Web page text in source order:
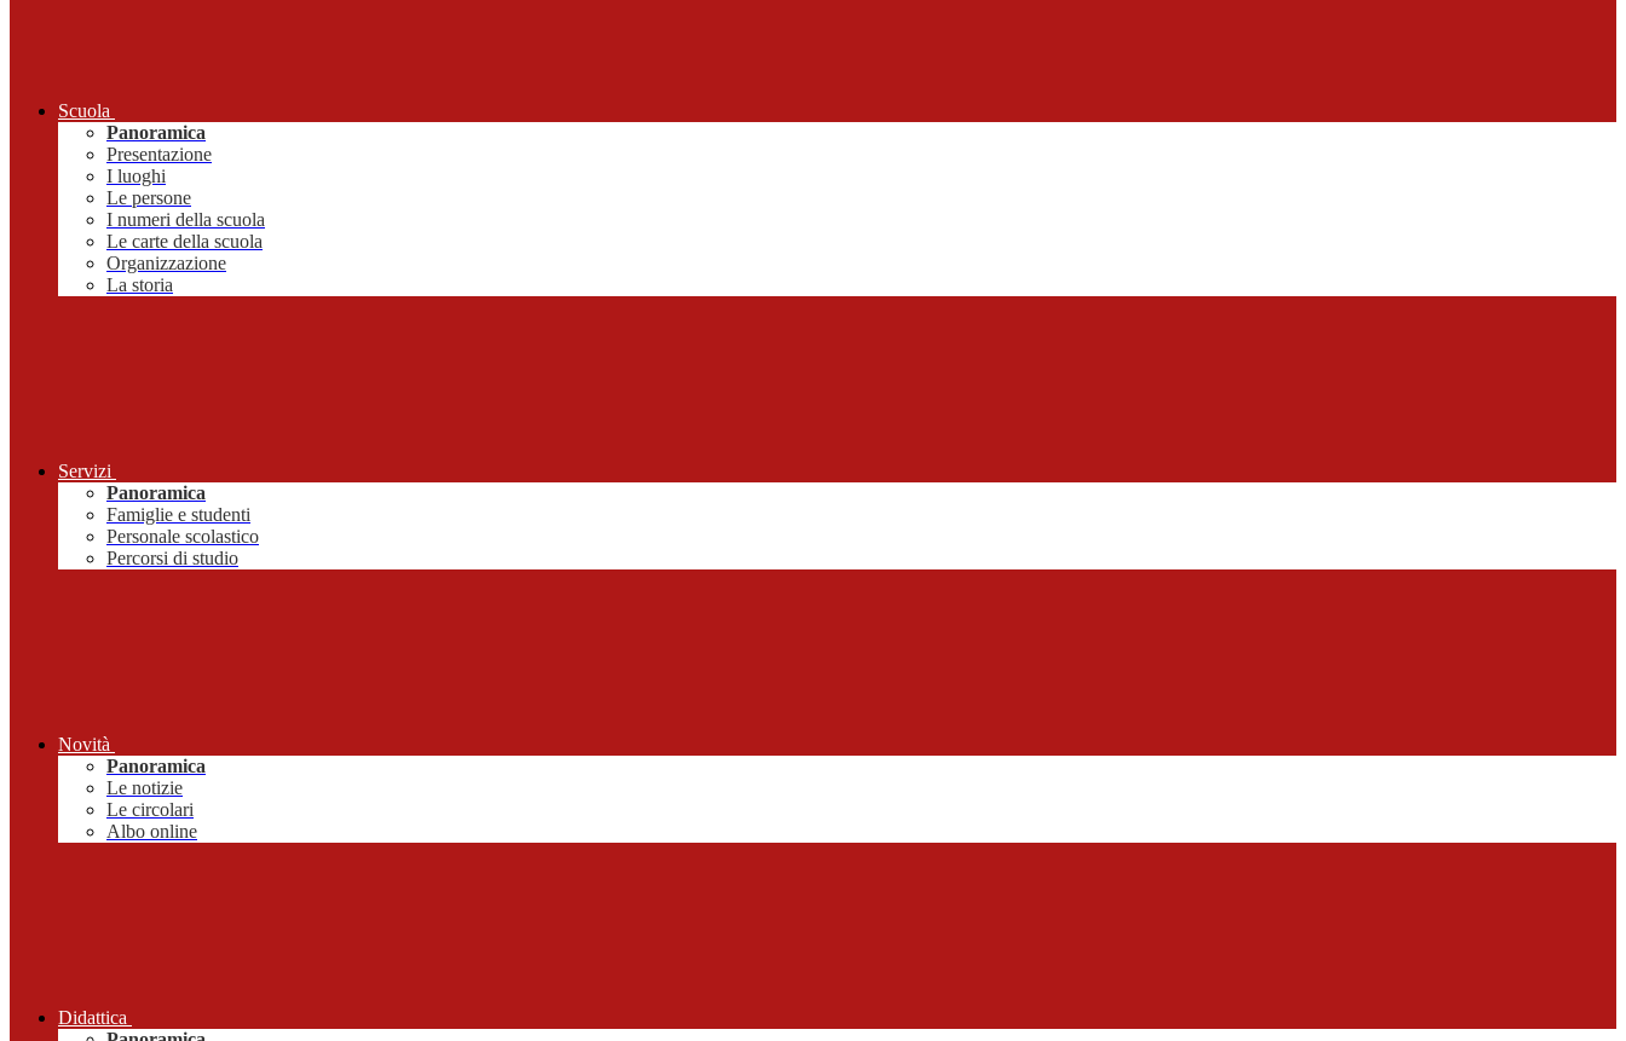
Scuola
Panoramica
Presentazione
I luoghi
Le persone
I numeri della scuola
Le carte della scuola
Organizzazione
La storia
Servizi
Panoramica
Famiglie e studenti
Personale scolastico
Percorsi di studio
Novità
Panoramica
Le notizie
Le circolari
Albo online
Didattica